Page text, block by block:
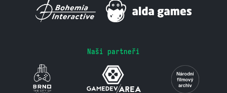
Naši partneři